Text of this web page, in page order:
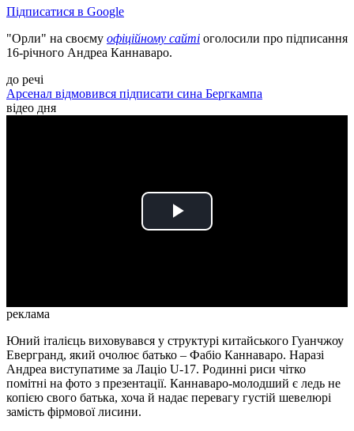
Підписатися в Google
"Орли" на своєму офіційному сайті оголосили про підписання
16-річного Андреа Каннаваро.
до речі
Арсенал відмовився підписати сина Бергкампа
відео дня
Play
реклама
Юний італієць виховувався у структурі китайського Гуанчжоу
Евергранд, який очолює батько – Фабіо Каннаваро. Наразі
Андреа виступатиме за Лаціо U-17. Родинні риси чітко
помітні на фото з презентації. Каннаваро-молодший є ледь не
копією свого батька, хоча й надає перевагу густій шевелюрі
замість фірмової лисини.